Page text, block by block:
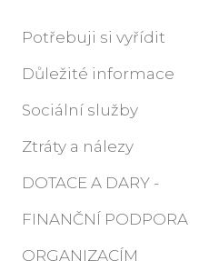
Potřebuji si vyřídit
Důležité informace
Sociální služby
Ztráty a nálezy
DOTACE A DARY -
FINANČNÍ PODPORA
ORGANIZACÍM